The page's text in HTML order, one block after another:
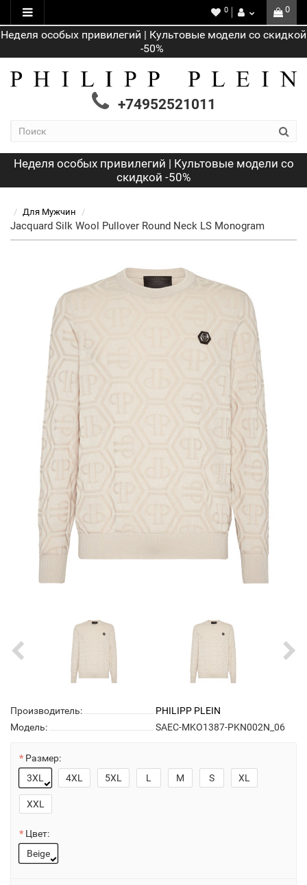
Неделя особых привилегий | Культовые модели со скидкой
-50%
0
0
+74952521011
Неделя особых привилегий | Культовые модели со
скидкой -50%
Для Мужчин
Jacquard Silk Wool Pullover Round Neck LS Monogram
Производитель:
PHILIPP PLEIN
Модель:
SAEC-MKO1387-PKN002N_06
Размер:
3XL
4XL 5XL L M S XL
XXL
Цвет:
Beige